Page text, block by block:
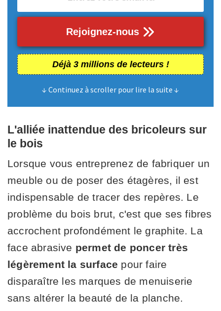
Rejoignez-nous
Déjà 3 millions de lecteurs !
↓ Continuez à scroller pour lire la suite ↓
L'alliée inattendue des bricoleurs sur
le bois
Lorsque vous entreprenez de fabriquer un
meuble ou de poser des étagères, il est
indispensable de tracer des repères. Le
problème du bois brut, c'est que ses fibres
accrochent profondément le graphite. La
face abrasive permet de poncer très
légèrement la surface pour faire
disparaître les marques de menuiserie
sans altérer la beauté de la planche.